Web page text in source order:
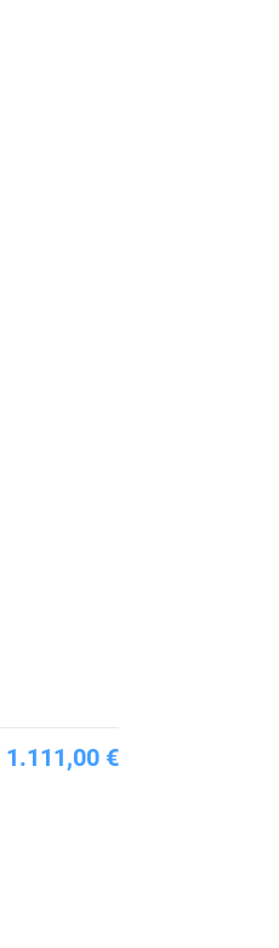
1.111,00 €